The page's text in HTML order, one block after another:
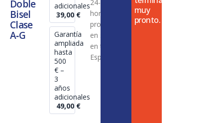
Doble
Bisel
Clase
A‑G
adicionales
39,00 €
Garantía
ampliada
hasta
500
€ –
3
años
adicionales
49,00 €
24-72
horas en
productos
en stock
en toda
España
muy
pronto.